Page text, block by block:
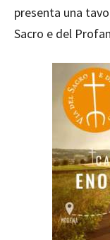
presenta una
Sacro e del